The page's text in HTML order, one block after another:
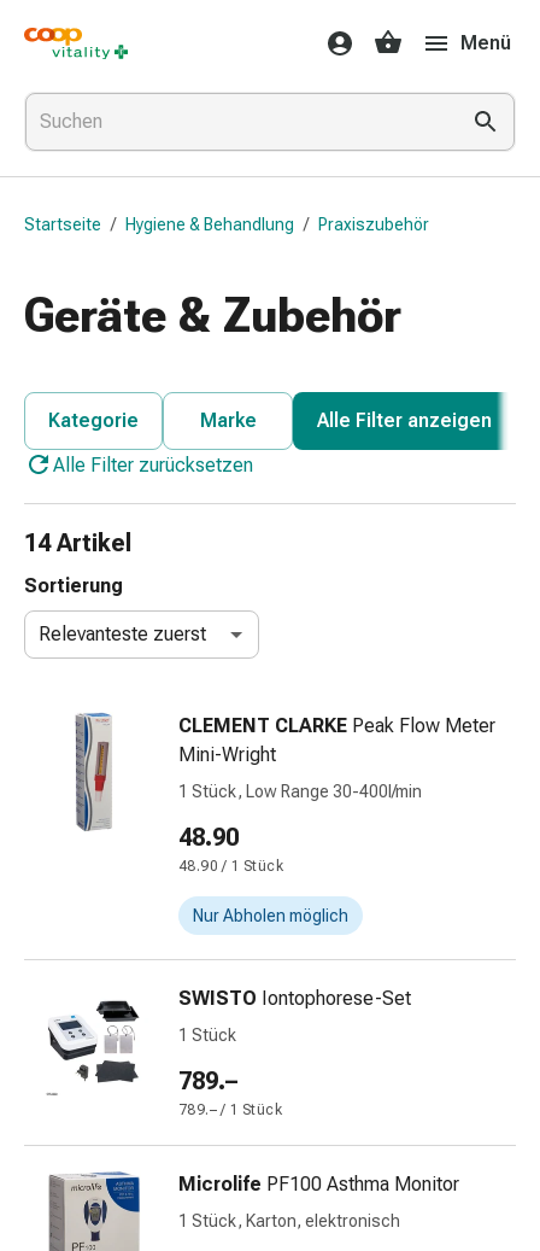
Medikamente
&
Gesundheit
Grippe
&
Erkältung
Grippe-
Erkältung
Medikamente
Bronchitis
Inhalationsgeräte
Schnupfen
Wund-
Elastische
Wundbinden
Kompressen
Fixationspflaster
Gazen
Kompressionsbinden
Pflaster
Pflasterbinden,
Tapes
Zubehör
Schlauch-
Verbrennungen
Menü
Startseite / Hygiene & Behandlung / Praxiszubehör
Geräte & Zubehör
Kategorie Marke
Alle Filter anzeigen
Alle Filter zurücksetzen
14 Artikel
Sortierung
Relevanteste zuerst
CLEMENT CLARKE Peak Flow Meter
Mini-Wright
1 Stück, Low Range 30-400l/min
48.90
48.90 / 1 Stück
Nur Abholen möglich
SWISTO Iontophorese-Set
1 Stück
789.–
789.– / 1 Stück
Microlife PF100 Asthma Monitor
1 Stück, Karton, elektronisch